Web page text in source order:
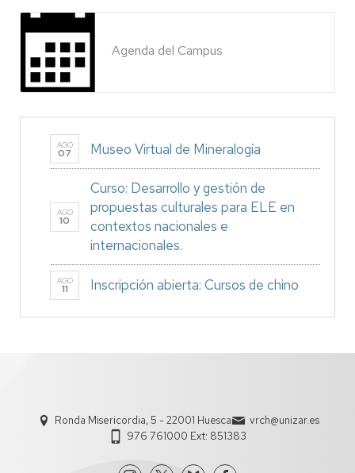
Agenda del Campus
AGO
07 Museo Virtual de Mineralogía
AGO
10
Curso: Desarrollo y gestión de
propuestas culturales para ELE en
contextos nacionales e
internacionales.
AGO
11 Inscripción abierta: Cursos de chino
Ronda Misericordia, 5 - 22001 Huesca
vrch@unizar.es
976 761000 Ext: 851383